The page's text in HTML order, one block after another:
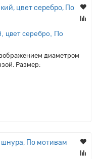
цвет серебро, По
диаметром
Размер: